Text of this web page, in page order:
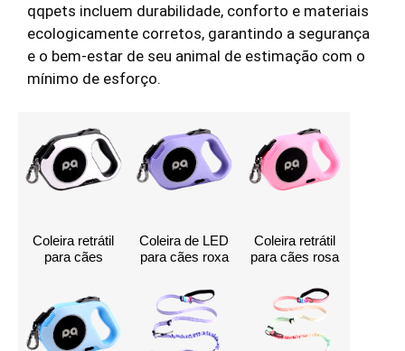
qqpets incluem durabilidade, conforto e materiais
ecologicamente corretos, garantindo a segurança
e o bem-estar de seu animal de estimação com o
mínimo de esforço.
Coleira retrátil
para cães
Coleira de LED
para cães roxa
Coleira retrátil
para cães rosa